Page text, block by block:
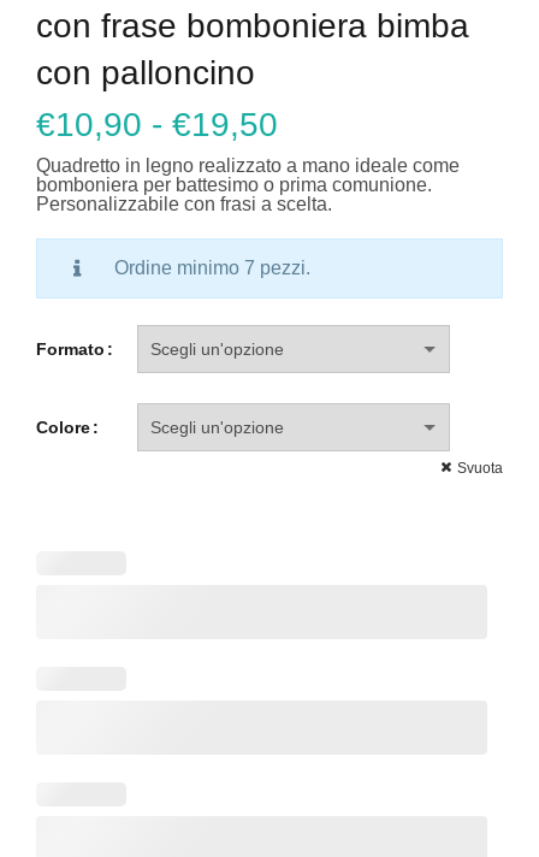
con frase bomboniera bimba
con palloncino
€10,90 - €19,50
di
prezzo:
€10,90
a
€19,50
Quadretto in legno realizzato a mano ideale come
bomboniera per battesimo o prima comunione.
Personalizzabile con frasi a scelta.
Ordine minimo 7 pezzi.
Formato
Colore
Svuota